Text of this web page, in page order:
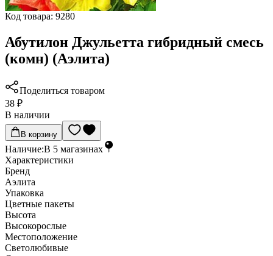
Код товара: 9280
Абутилон Джульетта гибридный смесь
(комн) (Аэлита)
Поделиться товаром
38 ₽
В наличии
В корзину
Наличие:В 5 магазинах
Характеристики
Бренд
Аэлита
Упаковка
Цветные пакеты
Высота
Высокорослые
Местоположение
Светолюбивые